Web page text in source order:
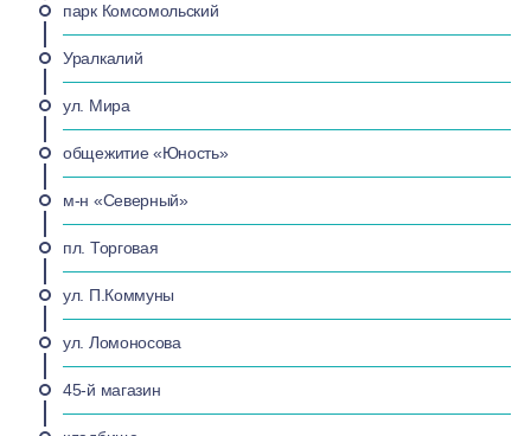
парк Комсомольский
Уралкалий
ул. Мира
общежитие «Юность»
м-н «Северный»
пл. Торговая
ул. П.Коммуны
ул. Ломоносова
45-й магазин